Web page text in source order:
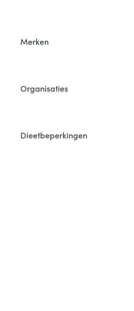
Merken
Organisaties
Dieetbeperkingen